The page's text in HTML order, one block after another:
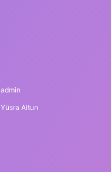
admin
Yüsra Altun